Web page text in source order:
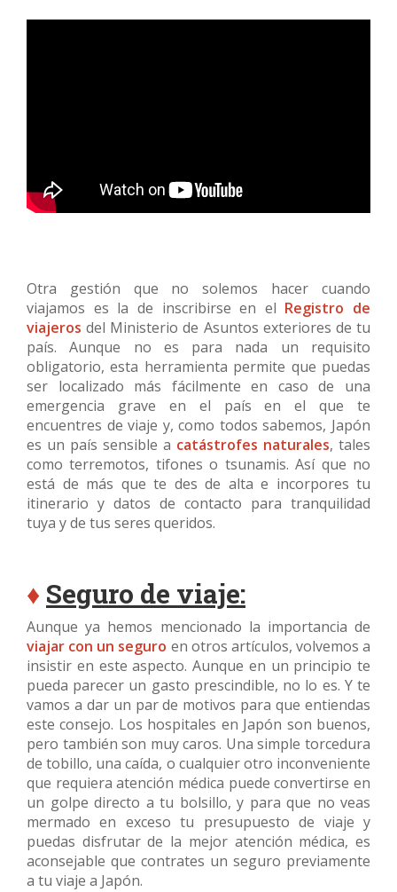
Otra gestión que no solemos hacer cuando
viajamos es la de inscribirse en el Registro de
viajeros del Ministerio de Asuntos exteriores de tu
país. Aunque no es para nada un requisito
obligatorio, esta herramienta permite que puedas
ser localizado más fácilmente en caso de una
emergencia grave en el país en el que te
encuentres de viaje y, como todos sabemos, Japón
es un país sensible a catástrofes naturales, tales
como terremotos, tifones o tsunamis. Así que no
está de más que te des de alta e incorpores tu
itinerario y datos de contacto para tranquilidad
tuya y de tus seres queridos.
♦ Seguro de viaje:
Aunque ya hemos mencionado la importancia de
viajar con un seguro en otros artículos, volvemos a
insistir en este aspecto. Aunque en un principio te
pueda parecer un gasto prescindible, no lo es. Y te
vamos a dar un par de motivos para que entiendas
este consejo. Los hospitales en Japón son buenos,
pero también son muy caros. Una simple torcedura
de tobillo, una caída, o cualquier otro inconveniente
que requiera atención médica puede convertirse en
un golpe directo a tu bolsillo, y para que no veas
mermado en exceso tu presupuesto de viaje y
puedas disfrutar de la mejor atención médica, es
aconsejable que contrates un seguro previamente
a tu viaje a Japón.